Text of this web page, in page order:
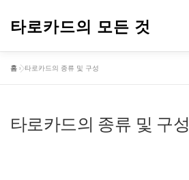
로
타로카드의 모든 것
홈 »타로카드의 종류 및 구성
타로카드의 종류 및 구성